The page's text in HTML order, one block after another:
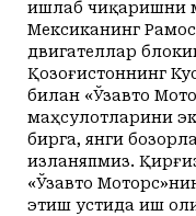
ишлаб чиқаришни
Мексиканинг
двигателлар
Қозоғистоннинг
билан «Ўзавто
маҳсулотларини
бирга, янги
изланяпмиз.
«Ўзавто
этиш устида иш